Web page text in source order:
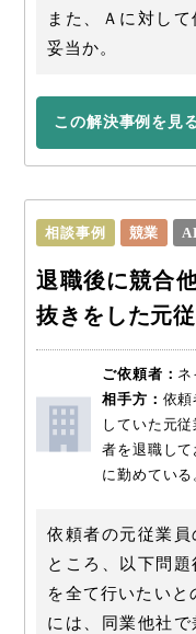
また、Ａに対し
妥当か。
この解決事例を見
相談事例 競業
退職後に競合
抜きをした元
ご依頼者： ネ
相手方： 依
していた元
者を退職し
に勤めている
依頼者の元従業
ところ、以下問
を全て行いたい
には、同業他社